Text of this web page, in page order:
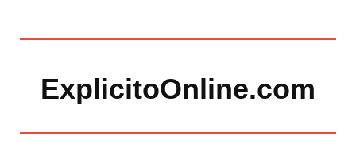
ExplicitoOnline.com